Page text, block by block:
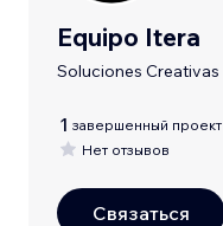
Equipo Itera
Soluciones Creativas
1 завершенный проект
Нет отзывов
Связаться